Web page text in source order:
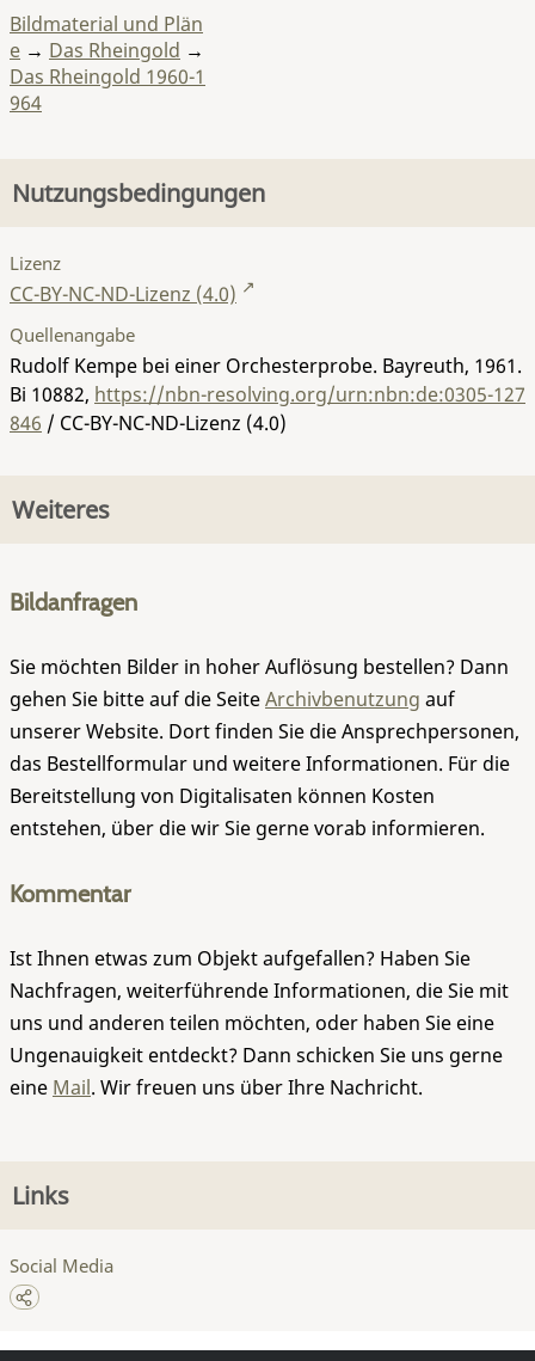
Bildmaterial und Plän
e → Das Rheingold →
Das Rheingold 1960-1
964
Nutzungsbedingungen
Lizenz
CC-BY-NC-ND-Lizenz (4.0)
Quellenangabe
Rudolf Kempe bei einer Orchesterprobe. Bayreuth, 1961.
Bi 10882, https://nbn-resolving.org/urn:nbn:de:0305-127
846 / CC-BY-NC-ND-Lizenz (4.0)
Weiteres
Bildanfragen
Sie möchten Bilder in hoher Auflösung bestellen? Dann
gehen Sie bitte auf die SeiteArchivbenutzung auf
unserer Website. Dort finden Sie die Ansprechpersonen,
das Bestellformular und weitere Informationen. Für die
Bereitstellung von Digitalisaten können Kosten
entstehen, über die wir Sie gerne vorab informieren.
Kommentar
Ist Ihnen etwas zum Objekt aufgefallen? Haben Sie
Nachfragen, weiterführende Informationen, die Sie mit
uns und anderen teilen möchten, oder haben Sie eine
Ungenauigkeit entdeckt? Dann schicken Sie uns gerne
eine Mail. Wir freuen uns über Ihre Nachricht.
Links
Social Media